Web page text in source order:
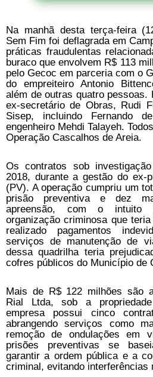
Na manhã desta terça-feira
Sem Fim foi deflagrada em
práticas fraudulentas
buraco que envolvem R$ 113
pelo Gecoc em parceria com o
do empreiteiro Antonio
além de outras quatro pessoas.
ex-secretário de Obras, Rudi
Sisep, incluindo Fernando
engenheiro Mehdi Talayeh.
Operação Cascalhos de Areia.
Os contratos sob
2018, durante a gestão do ex-
(PV). A operação cumpriu um
prisão preventiva e dez
apreensão, com o intuito
organização criminosa que
realizado pagamentos
serviços de manutenção de
dessa quadrilha teria
cofres públicos do Município de
Mais de R$ 122 milhões são
Rial Ltda, sob a
empresa possui cinco
abrangendo serviços como
remoção de ondulações em
prisões preventivas se
garantir a ordem pública e a
criminal, evitando interferências